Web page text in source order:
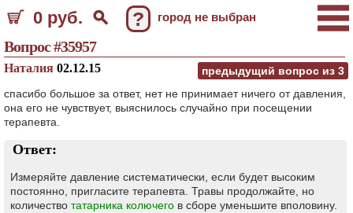
0 руб. ? город не выбран
Вопрос #35957
предыдущий вопрос из 3
Наталия 02.12.15
спасибо большое за ответ, нет не принимает ничего от давления,
она его не чувствует, выяснилось случайно при посещении
терапевта.
Ответ:
Измеряйте давление систематически, если будет высоким
постоянно, пригласите терапевта. Травы продолжайте, но
количество татарника колючего в сборе уменьшите вполовину.